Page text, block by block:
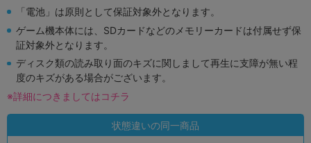
「電池」は原則として保証対象外となります。
ゲーム機本体には、SDカードなどのメモリーカードは付属せず保
証対象外となります。
ディスク類の読み取り面のキズに関しまして再生に支障が無い程
度のキズがある場合がございます。
※詳細につきましてはコチラ
状態違いの同一商品